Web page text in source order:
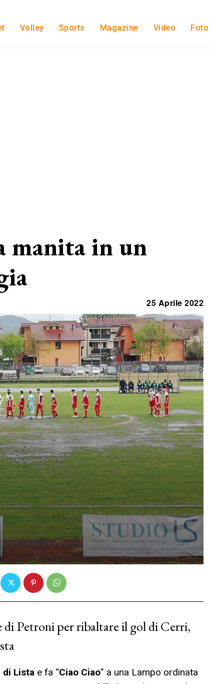
Volley Sports Magazine Video Foto
manita in un
25 Aprile 2022
di Petroni per ribaltare il gol di Cerri,
di Lista e fa “Ciao Ciao” a una Lampo ordinata